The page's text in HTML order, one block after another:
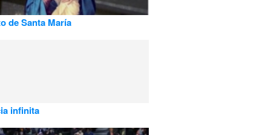
de Santa María
infinita